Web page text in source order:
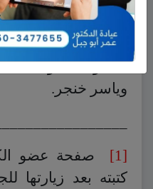
* مجموعة جاري
خولة إبراهيم، مجد
محمود محمود، ضياء
وياسر خنجر.
[1]
صفحة عضو
كتبته بعد زيارتها